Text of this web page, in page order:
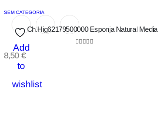
Add
to
wishlist
SEM CATEGORIA
Ch.Hig62179500000 Esponja Natural Media
8,50 €